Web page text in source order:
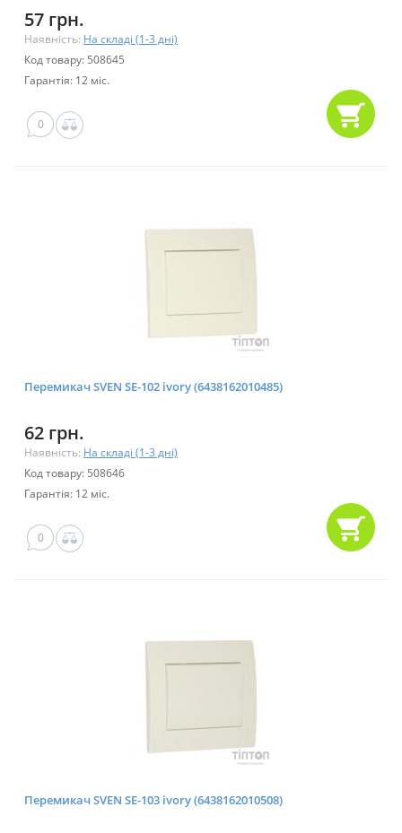
57 грн.
Наявність: На складі (1-3 дні)
Код товару: 508645
Гарантія: 12 міс.
0
Перемикач SVEN SE-102 ivory (6438162010485)
62 грн.
Наявність: На складі (1-3 дні)
Код товару: 508646
Гарантія: 12 міс.
0
Перемикач SVEN SE-103 ivory (6438162010508)